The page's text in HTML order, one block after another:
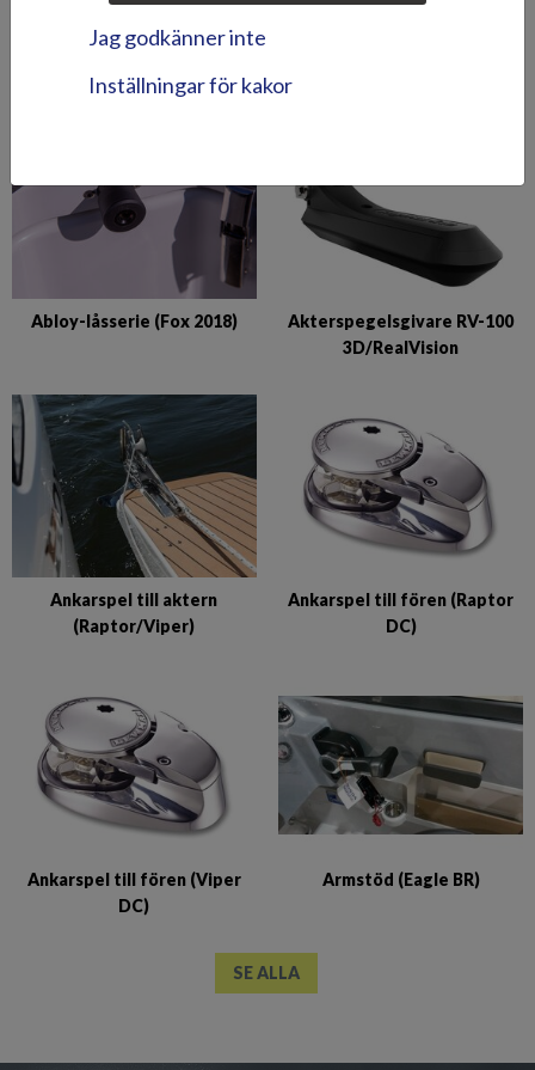
förvaringsutrymmen (Hawk
Abloy-låsserie (Fox 2018)
Akterspegelsgivare RV-100
3D/RealVision
Ankarspel till aktern
(Raptor/Viper)
Ankarspel till fören (Raptor
DC)
Ankarspel till fören (Viper
DC)
Armstöd (Eagle BR)
SE ALLA
Jag godkänner inte
Inställningar för kakor